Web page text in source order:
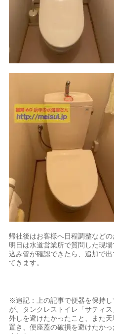
帰社後はお客様へ日程調整など
明日は水道営業所で質問した現
込み管が確認できたら、追加で
てきます。
※追記：上の記事で便器を保持
が。タンクレストイレ「サティ
外しを避けたかったこと、また
置き、便座蓋の破損を避けたか